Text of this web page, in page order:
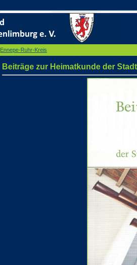
Ennepe-Ruhr-Kreis
Beiträge zur Heimatkunde der